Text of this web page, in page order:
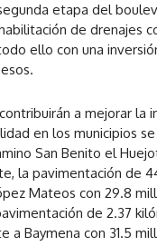
etapa del
de drenajes
ello con una
a mejorar la
en los municipios
San Benito el
la pavimentación de
Mateos con 29.8
de 2.37
a Baymena con 31.5